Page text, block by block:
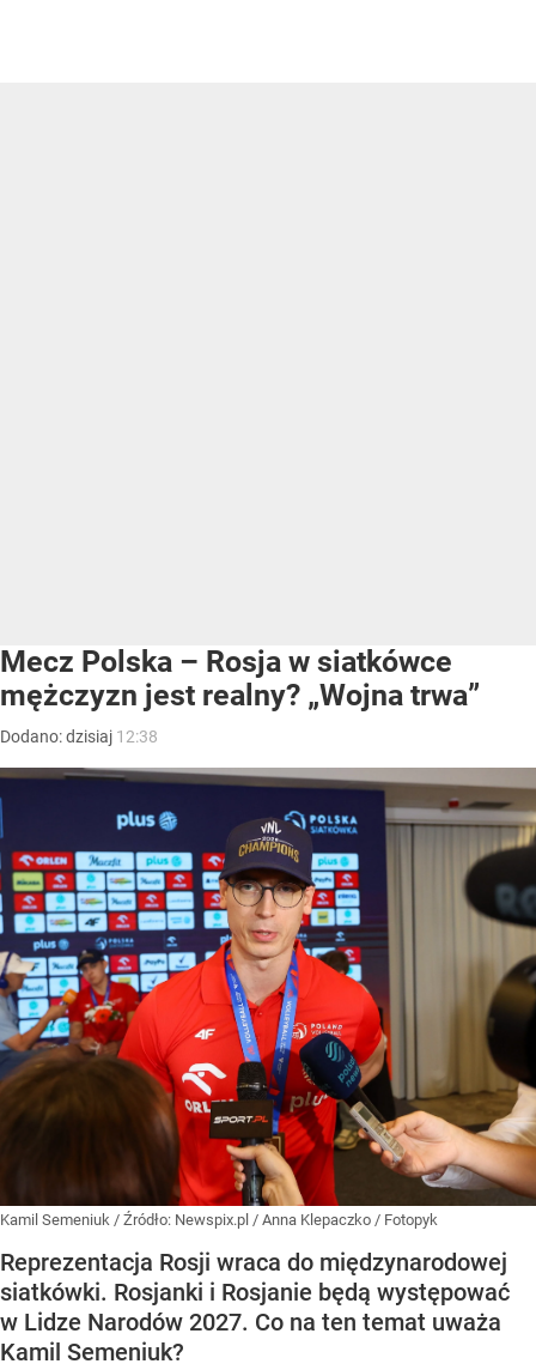
Mecz Polska – Rosja w siatkówce
mężczyzn jest realny? „Wojna trwa”
Dodano:dzisiaj 12:38
Kamil Semeniuk / Źródło: Newspix.pl / Anna Klepaczko / Fotopyk
Reprezentacja Rosji wraca do międzynarodowej
siatkówki. Rosjanki i Rosjanie będą występować
w Lidze Narodów 2027. Co na ten temat uważa
Kamil Semeniuk?